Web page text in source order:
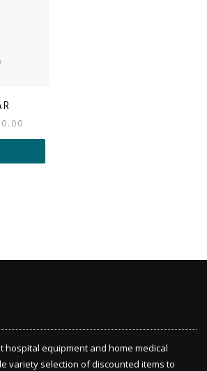
through
hospital equipment and home medical
variety selection of discounted items to